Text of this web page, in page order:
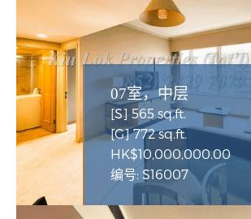
07室，中层
[S] 565 sq.ft.
[G] 772 sq.ft.
HK$10,000,000.00
编号: S16007